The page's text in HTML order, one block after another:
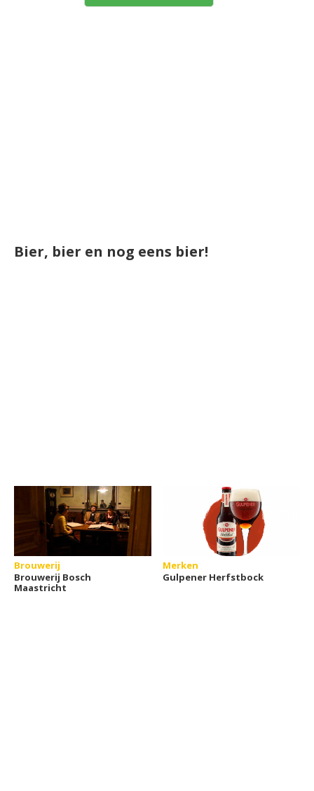
Bier, bier en nog eens bier!
Brouwerij
Brouwerij Bosch
Maastricht
Merken
Gulpener Herfstbock